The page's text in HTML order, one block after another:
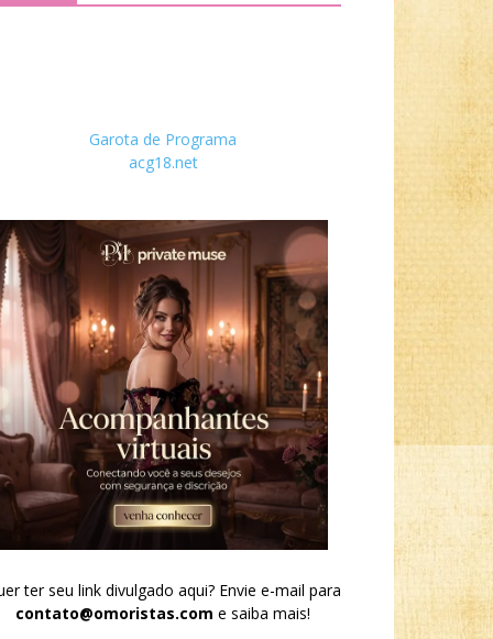
Garota de Programa
acg18.net
ter seu link divulgado aqui? Envie e-mail para
contato@omoristas.com e saiba mais!